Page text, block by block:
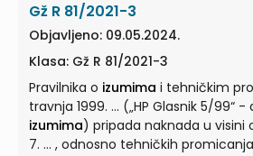
koji je predmet prijave bio priznat
Člankom 6.Zakona propisano je da
iz bilo kojeg područja
ima inventivnu razinu i koji se može
Zakona propisano je daizumima
za stručnu osobu iz
proizlazi na očigledan način iz
Gž R 81/2021-3
Objavljeno: 09.05.2024.
Klasa: Gž R 81/2021-3
Pravilnika o izumima i tehničkim
travnja 1999. ... („HP Glasnik
izumima) pripada naknada u visini
7. ... , odnosno tehničkih promicanja opisana u članku